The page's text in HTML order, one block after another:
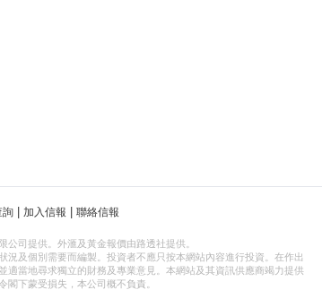
詢 加入信報 聯絡信報
司提供。外滙及黃金報價由路透社提供。
及個別需要而編製。投資者不應只按本網站內容進行投資。在作出
當地尋求獨立的財務及專業意見。本網站及其資訊供應商竭力提供
下蒙受損失，本公司概不負責。